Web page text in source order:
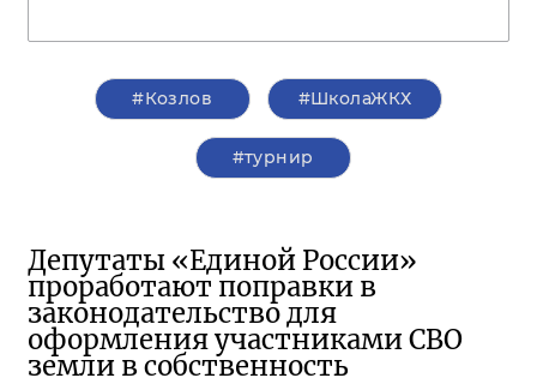
#Козлов #ШколаЖКХ
#турнир
Депутаты «Единой России»
проработают поправки в
законодательство для
оформления участниками СВО
земли в собственность